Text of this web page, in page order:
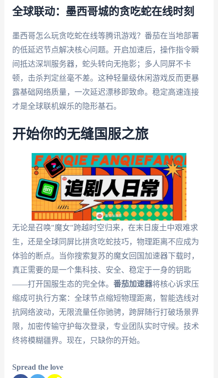
全球联动：墨西哥城的贪吃蛇在线时刻
墨西哥怎么玩贪吃蛇在线等腾讯游戏？番茄在当地部署
的低延迟节点解决核心问题。开启加速后，操作指令瞬
间抵达深圳服务器，蛇头转向无拖影；多人同屏不卡
顿，击杀判定丝毫不差。这种轻量级休闲游戏反而更暴
露基础网络质量，一次延迟漂移即致命。稳定高速连接
才是全球联机娱乐的隐形基石。
开始你的无缝国服之旅
无论是召唤"魔女"跨越时空归来，在末日废土中艰难求
生，还是全球同屏比拼贪吃蛇技巧，物理距离不应成为
体验的断点。当你搜索复苏的魔女回国加速器下载时，
真正需要的是一个集科技、安全、稳定于一身的钥匙
——打开国服生态的完全体。 番茄加速器将核心诉求压
缩成可执行方案：全球节点缩短物理距离，智能选线对
抗网络波动，无限流量任你驰骋，跨屏随行打破场景界
限，加密传输守护每次登录，专业团队实时守候。技术
终将模糊疆界。现在，只缺你的开始。
Spread the love